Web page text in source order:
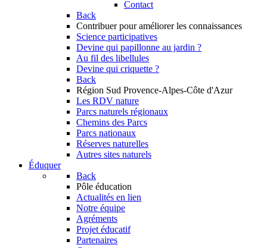
Contact
Back
Contribuer pour améliorer les connaissances
Science participatives
Devine qui papillonne au jardin ?
Au fil des libellules
Devine qui criquette ?
Back
Région Sud Provence-Alpes-Côte d'Azur
Les RDV nature
Parcs naturels régionaux
Chemins des Parcs
Parcs nationaux
Réserves naturelles
Autres sites naturels
Éduquer
Back
Pôle éducation
Actualités en lien
Notre équipe
Agréments
Projet éducatif
Partenaires